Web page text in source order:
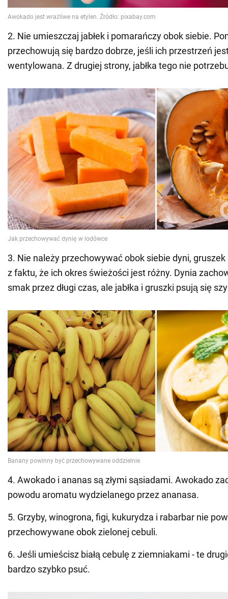
2. Nie umieszczaj jabłek i pomarańczy obok siebie.
przechowują się bardzo dobrze, jeśli ich przestrzeń
wentylowana. Z drugiej strony, jabłka tego nie
3. Nie należy przechowywać obok siebie dyni, gruszek
z faktu, że ich okres świeżości jest różny. Dynia
smak przez długi czas, ale jabłka i gruszki psują się
4. Awokado i ananas są złymi sąsiadami. Awokado
powodu aromatu wydzielanego przez ananasa.
5. Grzyby, winogrona, figi, kukurydza i rabarbar nie
przechowywane obok zielonej cebuli.
6. Jeśli umieścisz białą cebulę z ziemniakami - te
bardzo szybko psuć.